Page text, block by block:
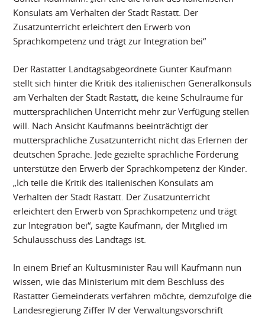
Konsulats am Verhalten der Stadt Rastatt. Der
Zusatzunterricht erleichtert den Erwerb von
Sprachkompetenz und trägt zur Integration bei“
Der Rastatter Landtagsabgeordnete Gunter Kaufmann
stellt sich hinter die Kritik des italienischen Generalkonsuls
am Verhalten der Stadt Rastatt, die keine Schulräume für
muttersprachlichen Unterricht mehr zur Verfügung stellen
will. Nach Ansicht Kaufmanns beeinträchtigt der
muttersprachliche Zusatzunterricht nicht das Erlernen der
deutschen Sprache. Jede gezielte sprachliche Förderung
unterstütze den Erwerb der Sprachkompetenz der Kinder.
„Ich teile die Kritik des italienischen Konsulats am
Verhalten der Stadt Rastatt. Der Zusatzunterricht
erleichtert den Erwerb von Sprachkompetenz und trägt
zur Integration bei“, sagte Kaufmann, der Mitglied im
Schulausschuss des Landtags ist.
In einem Brief an Kultusminister Rau will Kaufmann nun
wissen, wie das Ministerium mit dem Beschluss des
Rastatter Gemeinderats verfahren möchte, demzufolge die
Landesregierung Ziffer IV der Verwaltungsvorschrift